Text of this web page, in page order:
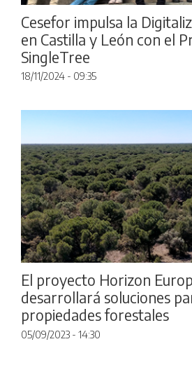
Cesefor impulsa la
en Castilla y León con el
SingleTree
18/11/2024 - 09:35
El proyecto Horizon
desarrollará soluciones
propiedades forestales
05/09/2023 - 14:30